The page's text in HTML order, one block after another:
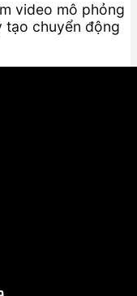
video mô phỏng
tạo chuyển động